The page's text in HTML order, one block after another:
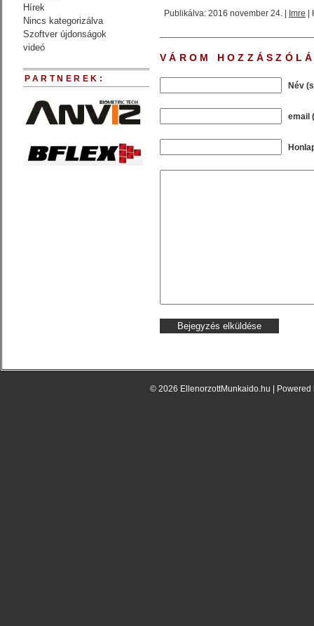
Hírek
Nincs kategorizálva
Szoftver újdonságok
videó
PARTNEREK:
Publikálva: 2016 november 24. | Imre |
VÁROM
Név
email
© 2026 EllenorzottMunkaido.hu |